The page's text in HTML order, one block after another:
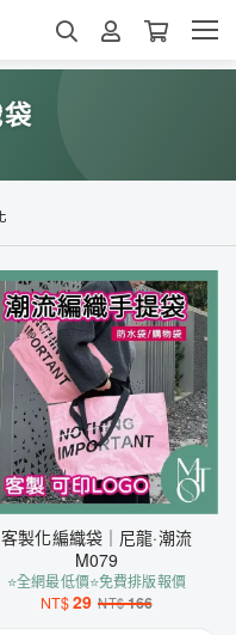
客製化編織袋｜尼龍·潮流
M079
⭐全網最低價⭐免費排版報價
NT$29 NT$166